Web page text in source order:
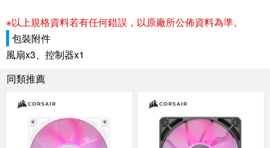
※以上規格資料若有任何錯誤，以原廠所公佈資料為準。
包裝附件
風扇x3、控制器x1
同類推薦